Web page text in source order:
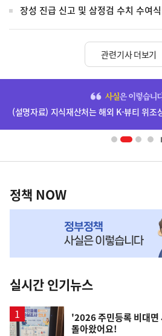
장성 진급 신고 및 삼정검 수치 수여식
관련기사 더보기
배
영
책
NOW,
뉴
스
정책 NOW
실시간 인기뉴스
'2026 주민등록 비대면
돌아왔어요!